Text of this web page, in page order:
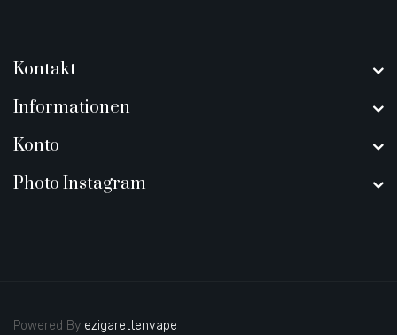
Kontakt
Informationen
Konto
Photo Instagram
Powered By ezigarettenvape